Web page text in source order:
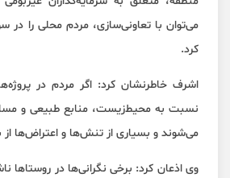
می‌توان با تعاونی‌سازی، مردم محلی را
کرد.
اشرف خاطرنشان کرد: اگر مردم در
نسبت به محیط‌زیست، منابع طبیعی و
می‌شوند و بسیاری از تنش‌ها و اعتراض‌ها از
وی اذعان کرد: برخی نگرانی‌ها در روستاها